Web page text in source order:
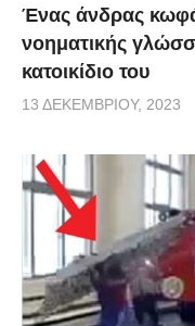
Ένας άνδρας
νοηματικής
κατοικίδιο του
13 ΔΕΚΕΜΒΡΊΟΥ, 2023